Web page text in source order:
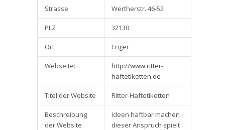
Strasse Wertherstr. 46-52
PLZ 32130
Ort Enger
Webseite:
http://www.ritter-
haftetiketten.de
Titel der Website Ritter-Haftetiketten
Beschreibung
der Website
Ideen haftbar machen -
dieser Anspruch spielt